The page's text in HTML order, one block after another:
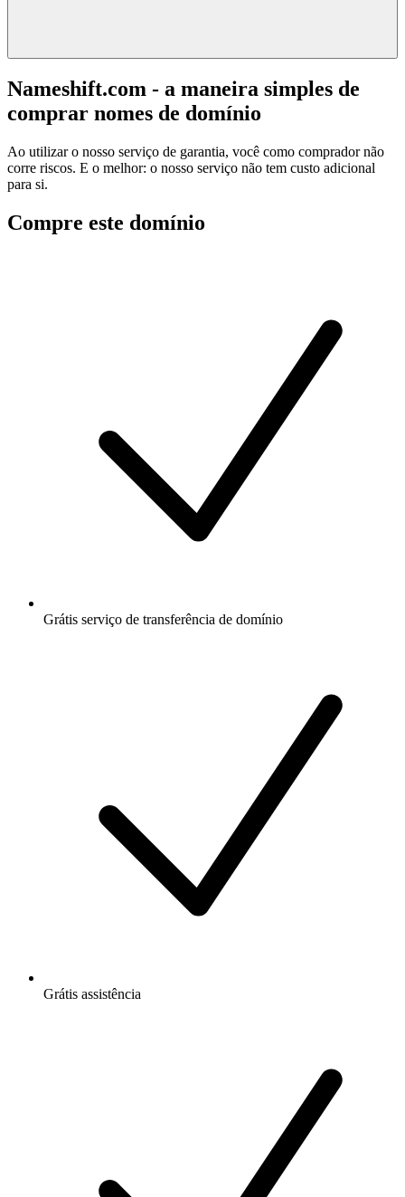
Nameshift.com - a maneira simples de
comprar nomes de domínio
Ao utilizar o nosso serviço de garantia, você como comprador não
corre riscos. E o melhor: o nosso serviço não tem custo adicional
para si.
Compre este domínio
Grátis serviço de transferência de domínio
Grátis assistência